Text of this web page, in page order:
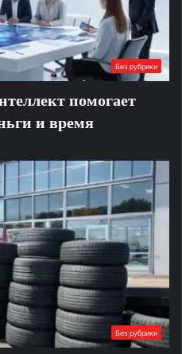
Без рубрики
помогает
и время
Без рубрики